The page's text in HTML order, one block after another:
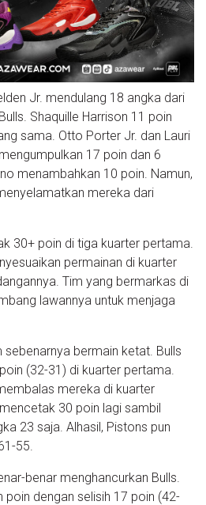
Jr. mendulang 18 angka dari
Shaquille Harrison 11 poin
sama. Otto Porter Jr. dan Lauri
17 poin dan 6
menambahkan 10 poin. Namun,
mereka dari
30+ poin di tiga kuarter pertama.
permainan di kuarter
Tim yang bermarkas di
lawannya untuk menjaga
bermain ketat. Bulls
(32-31) di kuarter pertama.
mereka di kuarter
30 poin lagi sambil
23 saja. Alhasil, Pistons pun
55.
benar menghancurkan Bulls.
poin dengan selisih 17 poin (42-